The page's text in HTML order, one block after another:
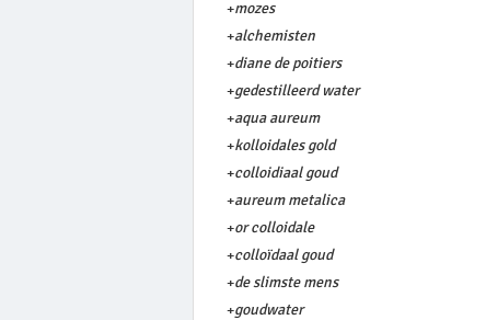
+mozes
+alchemisten
+diane de poitiers
+gedestilleerd water
+aqua aureum
+kolloidales gold
+colloidiaal goud
+aureum metalica
+or colloidale
+colloïdaal goud
+de slimste mens
+goudwater